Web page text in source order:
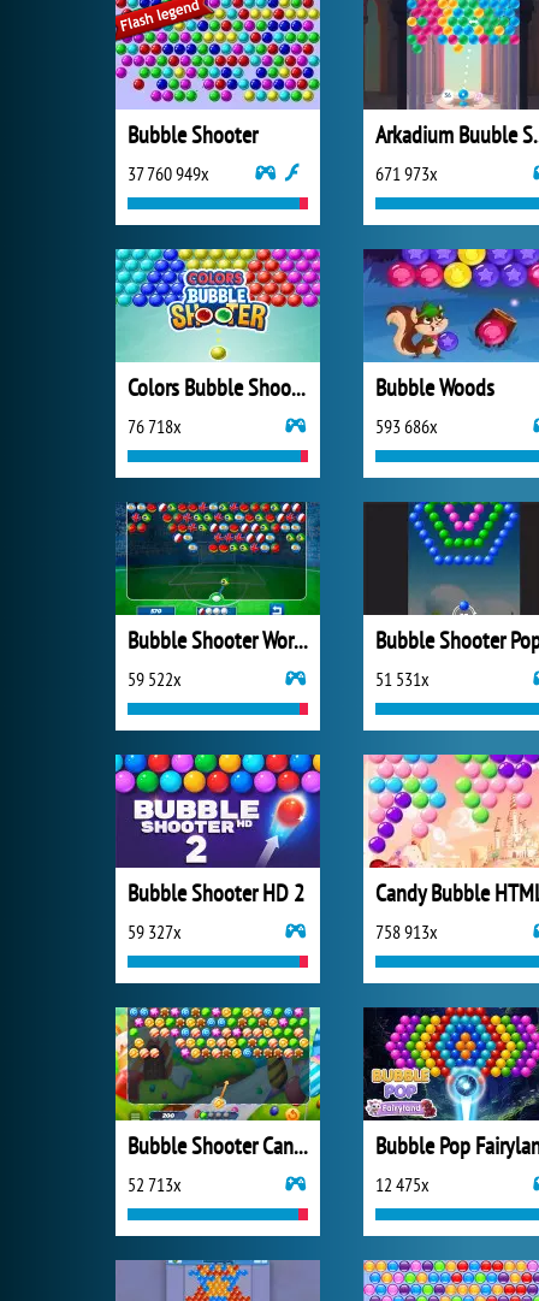
Bubble Shooter
37 760 949x 671 973x
Colors Bubble Shooter
76 718x
Bubble Woods
593 686x
Bubble Shooter World Cup
59 522x
Bubble Shooter
51 531x
Bubble Shooter HD 2
59 327x
Candy Bubble
758 913x
Bubble Shooter Candy
52 713x
Bubble Pop
12 475x